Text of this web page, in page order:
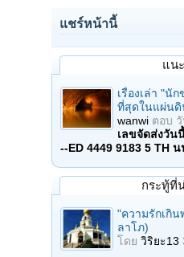
แชร์หน้านี้
แน
เรื่องเล่า "นั
ที่สุดในแผ่น
wanwi ตอบ
เลขจัดส่งวัน
--ED 4449 9183 5 TH
กระทู้ที่
"ความรักเกิ
ลาโภ)
โดย วิริยะ13